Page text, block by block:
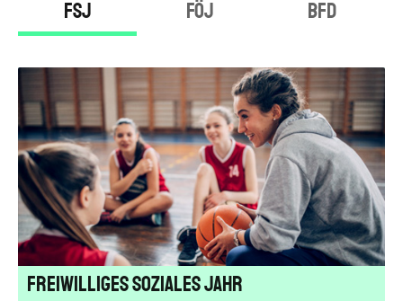
FSJ FÖJ BFD
Freiwilliges Soziales Jahr